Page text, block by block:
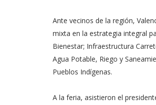
Ante vecinos de la región,
mixta en la estrategia integral
Bienestar; Infraestructura
Agua Potable, Riego y
Pueblos Indígenas.
A la feria, asistieron el